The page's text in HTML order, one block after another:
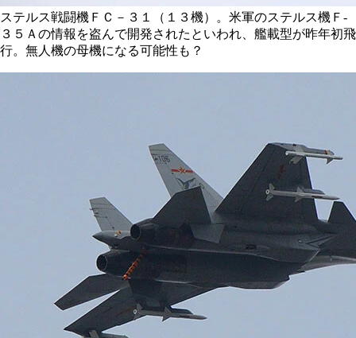
ステルス戦闘機ＦＣ－３１（１３機）。米軍のステルス機Ｆ‐
３５Ａの情報を盗んで開発されたといわれ、艦載型が昨年初飛
行。無人機の母機になる可能性も？